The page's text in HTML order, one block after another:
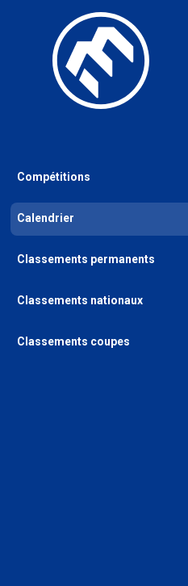
Compétitions
Calendrier
Classements permanents
Classements nationaux
Classements coupes